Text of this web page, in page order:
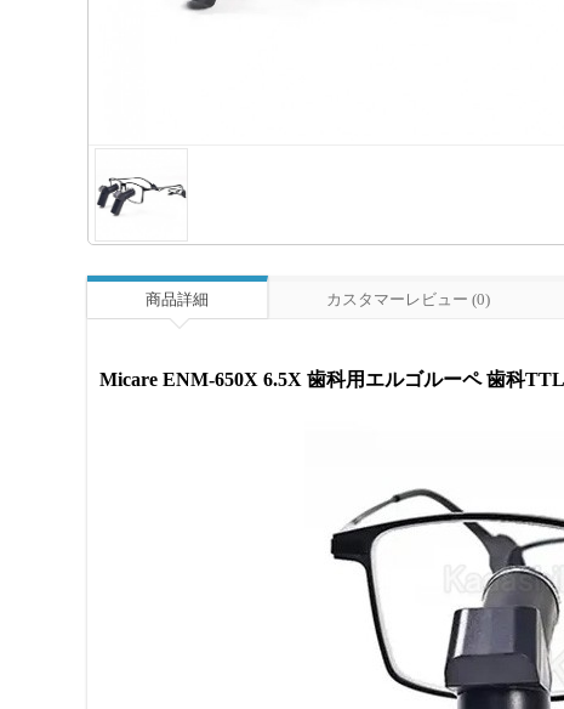
商品詳細 カスタマーレビュー (0)
Micare ENM-650X 6.5X 歯科用エルゴルーペ 歯科